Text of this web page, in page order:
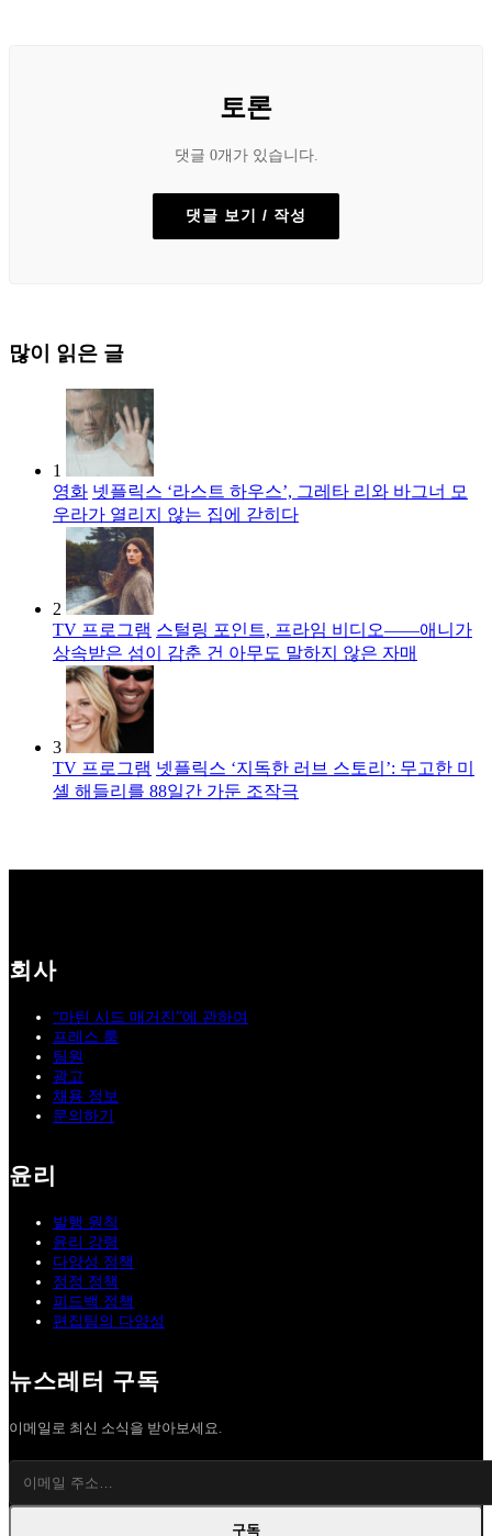
토론
댓글 0개가 있습니다.
댓글 보기 / 작성
많이 읽은 글
1
영화 넷플릭스 ‘라스트 하우스’, 그레타 리와 바그너 모
우라가 열리지 않는 집에 갇히다
2
TV 프로그램 스털링 포인트, 프라임 비디오――애니가
상속받은 섬이 감춘 건 아무도 말하지 않은 자매
3
TV 프로그램 넷플릭스 ‘지독한 러브 스토리’: 무고한 미
셸 해들리를 88일간 가둔 조작극
회사
“마틴 시드 매거진”에 관하여
프레스 룸
팀원
광고
채용 정보
문의하기
윤리
발행 원칙
윤리 강령
다양성 정책
정정 정책
피드백 정책
편집팀의 다양성
뉴스레터 구독
이메일로 최신 소식을 받아보세요.
구독